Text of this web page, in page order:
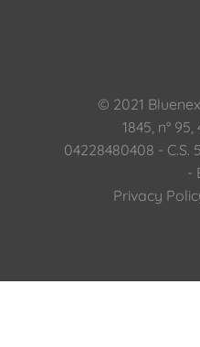
© 2021
1845, n° 95,
04228480408 - C.S.
-
Privacy